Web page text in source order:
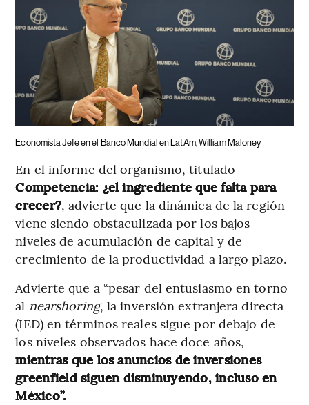
Economista Jefe en el Banco Mundial en LatAm, William Maloney
En el informe del organismo, titulado
Competencia: ¿el ingrediente que falta para
crecer?, advierte que la dinámica de la región
viene siendo obstaculizada por los bajos
niveles de acumulación de capital y de
crecimiento de la productividad a largo plazo.
Advierte que a “pesar del entusiasmo en torno
al nearshoring, la inversión extranjera directa
(IED) en términos reales sigue por debajo de
los niveles observados hace doce años,
mientras que los anuncios de inversiones
greenfield siguen disminuyendo, incluso en
México”.